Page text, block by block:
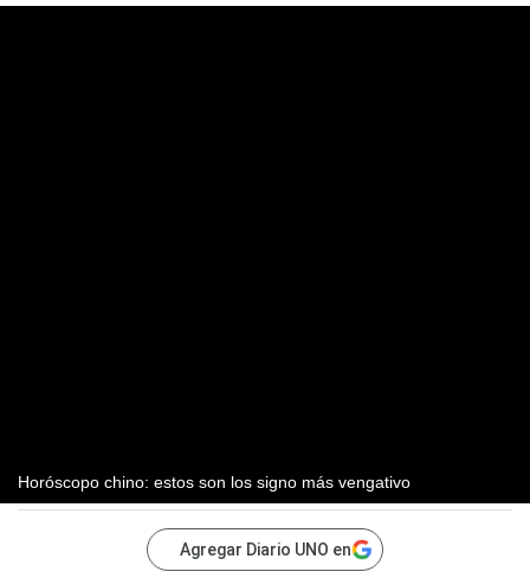
Horóscopo chino: estos son los signo más vengativo
Agregar Diario UNO en